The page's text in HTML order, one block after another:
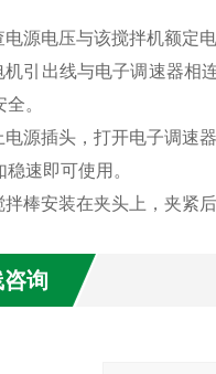
电源电压与该搅拌机额定电
机引出线与电子调速器相
。
电源插头，打开电子调速
稳速即可使用。
拌棒安装在夹头上，夹紧
询